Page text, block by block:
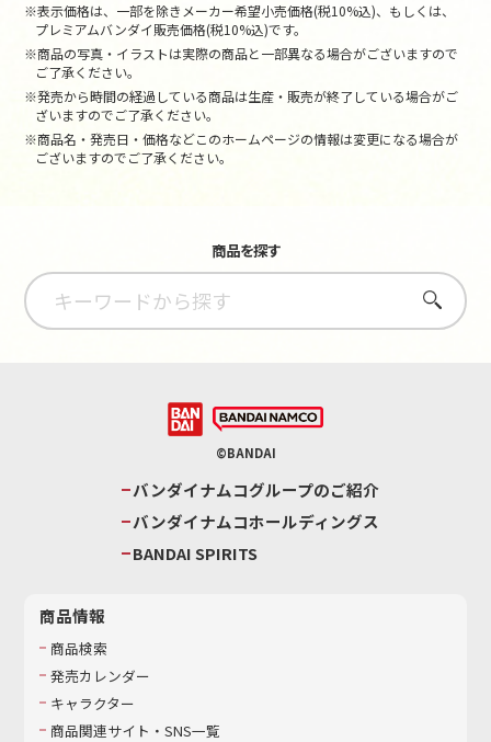
※表示価格は、一部を除きメーカー希望小売価格(税10%込)、もしくは、
プレミアムバンダイ販売価格(税10%込)です。
※商品の写真・イラストは実際の商品と一部異なる場合がございますので
ご了承ください。
※発売から時間の経過している商品は生産・販売が終了している場合がご
ざいますのでご了承ください。
※商品名・発売日・価格などこのホームページの情報は変更になる場合が
ございますのでご了承ください。
商品を探す
さがす
©BANDAI
バンダイナムコグループのご紹介
バンダイナムコホールディングス
BANDAI SPIRITS
商品情報
商品検索
発売カレンダー
キャラクター
商品関連サイト・SNS一覧